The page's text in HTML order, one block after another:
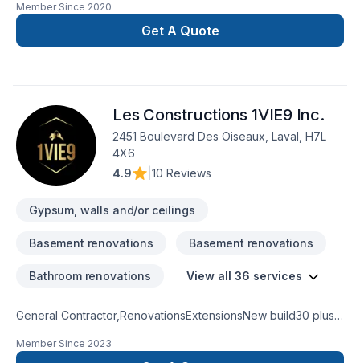
Marc Antoine Giroux GMA Construction Inc.
Member Since 2020
Get A Quote
Les Constructions 1VIE9 Inc.
2451 Boulevard Des Oiseaux, Laval, H7L
4X6
4.9
10 Reviews
Gypsum, walls and/or ceilings
Basement renovations Basement renovations
Bathroom renovations View all 36 services
General Contractor,RenovationsExtensionsNew build30 plus
remodeling basement remodel
Member Since 2023